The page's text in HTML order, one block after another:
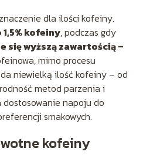
dla ilości kofeiny.
kofeiny, podczas gdy
wyższą zawartością –
mimo procesu
niewielką ilość kofeiny – od
metod parzenia i
napoju do
smakowych.
kofeiny